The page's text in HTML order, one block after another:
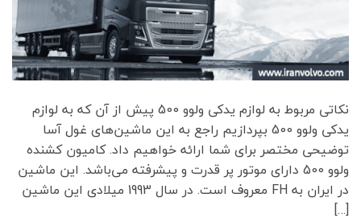
نکاتی مربوط به لوازم یدکی ولوو 500 پیش از آن که به لوازم
یدکی ولوو 500 بپردازیم راجع به این ماشین‌های غول آسا
توضیحی مختصر برای شما ارائه خواهیم داد. کامیون کشنده
ولوو 500 دارای موتور پر قدرت و پیشرفته می‌باشد. این ماشین
در ایران به FH معروف است. در سال 1993 میلادی این ماشین
[…]